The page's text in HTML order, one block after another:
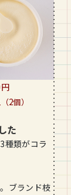
2個）
た
種類がコラ
ブランド枝